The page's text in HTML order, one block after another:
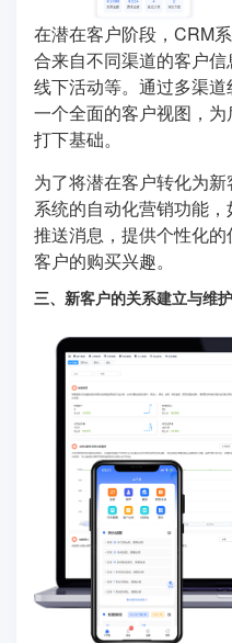
在潜在客户阶段，CRM
合来自不同渠道的客户信
线下活动等。通过多渠
一个全面的客户视图，
打下基础。
为了将潜在客户转化为
系统的自动化营销功能
推送消息，提供个性化
客户的购买兴趣。
三、新客户的关系建立与维护